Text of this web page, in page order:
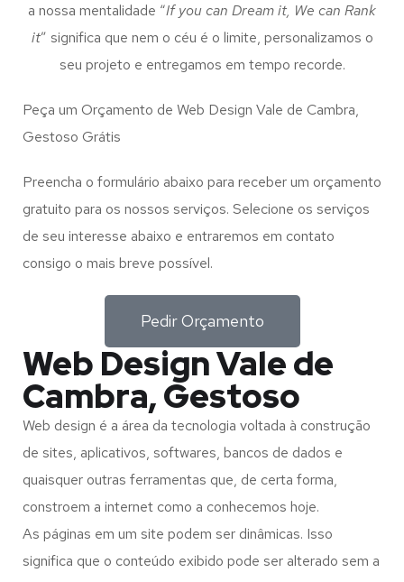
a nossa mentalidade “If you can Dream it, We can Rank
it” significa que nem o céu é o limite, personalizamos o
seu projeto e entregamos em tempo recorde.
Peça um Orçamento de Web Design Vale de Cambra,
Gestoso Grátis
Preencha o formulário abaixo para receber um orçamento
gratuito para os nossos serviços. Selecione os serviços
de seu interesse abaixo e entraremos em contato
consigo o mais breve possível.
Pedir Orçamento
Web Design Vale de
Cambra, Gestoso
Web design é a área da tecnologia voltada à construção
de sites, aplicativos, softwares, bancos de dados e
quaisquer outras ferramentas que, de certa forma,
constroem a internet como a conhecemos hoje.
As páginas em um site podem ser dinâmicas. Isso
significa que o conteúdo exibido pode ser alterado sem a